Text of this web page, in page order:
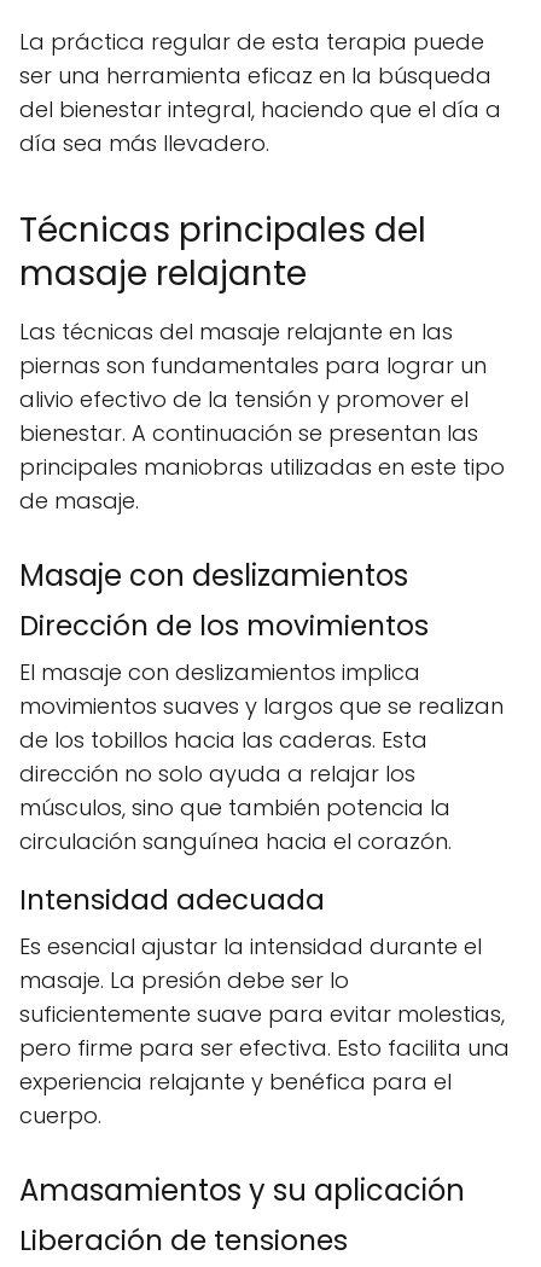
La práctica regular de esta terapia puede
ser una herramienta eficaz en la búsqueda
del bienestar integral, haciendo que el día a
día sea más llevadero.
Técnicas principales del
masaje relajante
Las técnicas del masaje relajante en las
piernas son fundamentales para lograr un
alivio efectivo de la tensión y promover el
bienestar. A continuación se presentan las
principales maniobras utilizadas en este tipo
de masaje.
Masaje con deslizamientos
Dirección de los movimientos
El masaje con deslizamientos implica
movimientos suaves y largos que se realizan
de los tobillos hacia las caderas. Esta
dirección no solo ayuda a relajar los
músculos, sino que también potencia la
circulación sanguínea hacia el corazón.
Intensidad adecuada
Es esencial ajustar la intensidad durante el
masaje. La presión debe ser lo
suficientemente suave para evitar molestias,
pero firme para ser efectiva. Esto facilita una
experiencia relajante y benéfica para el
cuerpo.
Amasamientos y su aplicación
Liberación de tensiones